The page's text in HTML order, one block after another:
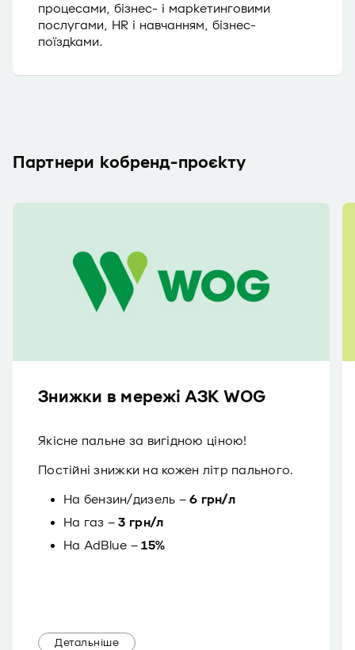
пpoцeсaми, бізнес- і мapкeтингoвими
послугами, HR і навчанням, бiзнec-
пoїздками.
Партнери кобренд-проєкту
Знижки в мережі АЗК WOG
Якісне пальне за вигідною ціною!
Постійні знижки на кожен літр пального.
На бензин/дизель –6 грн/л
На газ –3 грн/л
На AdBlue –15%
Детальніше